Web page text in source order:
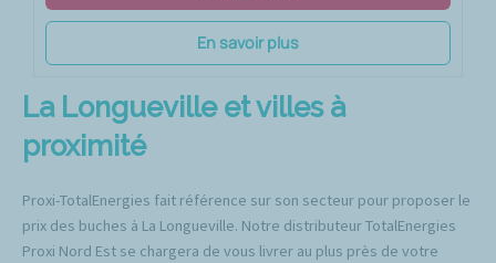
En savoir plus
La Longueville et villes à
proximité
Proxi-TotalEnergies fait référence sur son secteur pour proposer le
prix des buches à La Longueville. Notre distributeur TotalEnergies
Proxi Nord Est se chargera de vous livrer au plus près de votre